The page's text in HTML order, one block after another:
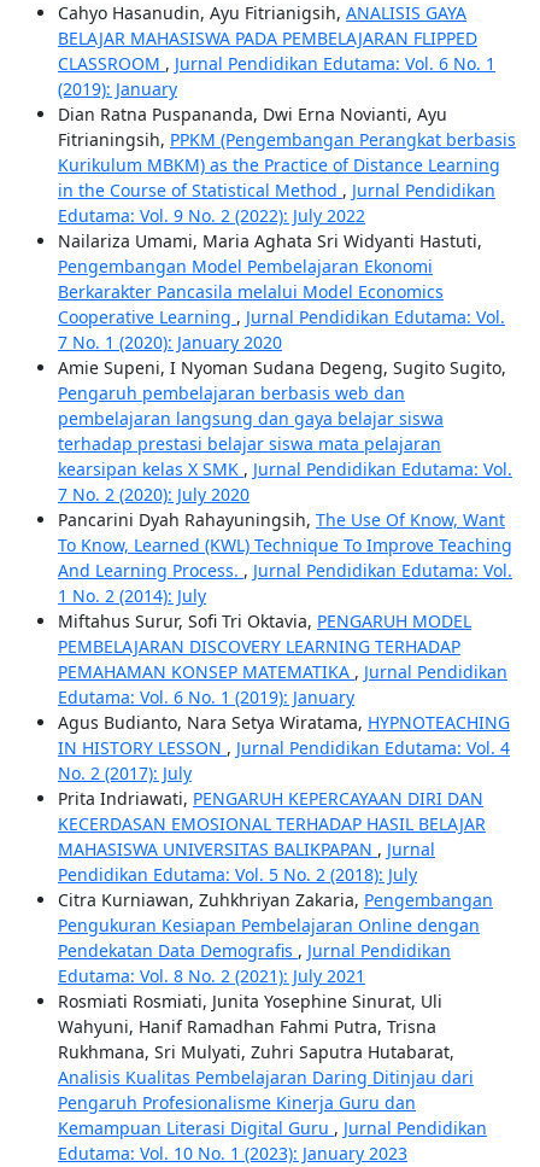
Cahyo Hasanudin, Ayu Fitrianigsih, ANALISIS GAYA
BELAJAR MAHASISWA PADA PEMBELAJARAN FLIPPED
CLASSROOM , Jurnal Pendidikan Edutama: Vol. 6 No. 1
(2019): January
Dian Ratna Puspananda, Dwi Erna Novianti, Ayu
Fitrianingsih, PPKM (Pengembangan Perangkat berbasis
Kurikulum MBKM) as the Practice of Distance Learning
in the Course of Statistical Method , Jurnal Pendidikan
Edutama: Vol. 9 No. 2 (2022): July 2022
Nailariza Umami, Maria Aghata Sri Widyanti Hastuti,
Pengembangan Model Pembelajaran Ekonomi
Berkarakter Pancasila melalui Model Economics
Cooperative Learning , Jurnal Pendidikan Edutama: Vol.
7 No. 1 (2020): January 2020
Amie Supeni, I Nyoman Sudana Degeng, Sugito Sugito,
Pengaruh pembelajaran berbasis web dan
pembelajaran langsung dan gaya belajar siswa
terhadap prestasi belajar siswa mata pelajaran
kearsipan kelas X SMK , Jurnal Pendidikan Edutama: Vol.
7 No. 2 (2020): July 2020
Pancarini Dyah Rahayuningsih, The Use Of Know, Want
To Know, Learned (KWL) Technique To Improve Teaching
And Learning Process. , Jurnal Pendidikan Edutama: Vol.
1 No. 2 (2014): July
Miftahus Surur, Sofi Tri Oktavia, PENGARUH MODEL
PEMBELAJARAN DISCOVERY LEARNING TERHADAP
PEMAHAMAN KONSEP MATEMATIKA , Jurnal Pendidikan
Edutama: Vol. 6 No. 1 (2019): January
Agus Budianto, Nara Setya Wiratama, HYPNOTEACHING
IN HISTORY LESSON , Jurnal Pendidikan Edutama: Vol. 4
No. 2 (2017): July
Prita Indriawati, PENGARUH KEPERCAYAAN DIRI DAN
KECERDASAN EMOSIONAL TERHADAP HASIL BELAJAR
MAHASISWA UNIVERSITAS BALIKPAPAN , Jurnal
Pendidikan Edutama: Vol. 5 No. 2 (2018): July
Citra Kurniawan, Zuhkhriyan Zakaria, Pengembangan
Pengukuran Kesiapan Pembelajaran Online dengan
Pendekatan Data Demografis , Jurnal Pendidikan
Edutama: Vol. 8 No. 2 (2021): July 2021
Rosmiati Rosmiati, Junita Yosephine Sinurat, Uli
Wahyuni, Hanif Ramadhan Fahmi Putra, Trisna
Rukhmana, Sri Mulyati, Zuhri Saputra Hutabarat,
Analisis Kualitas Pembelajaran Daring Ditinjau dari
Pengaruh Profesionalisme Kinerja Guru dan
Kemampuan Literasi Digital Guru , Jurnal Pendidikan
Edutama: Vol. 10 No. 1 (2023): January 2023